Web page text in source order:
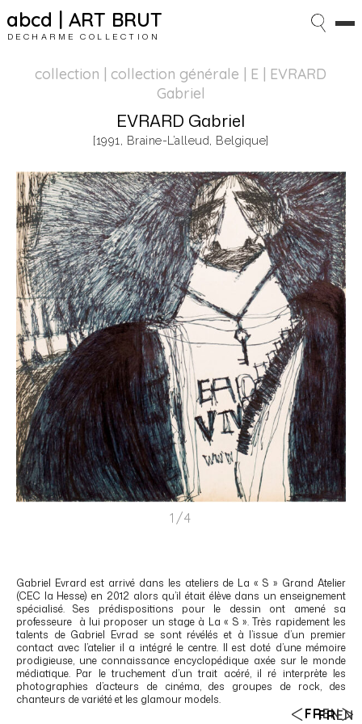
abcd | ART BRUT
DECHARME COLLECTION
FREN
collection | collection générale | E | EVRARD
Gabriel
EVRARD Gabriel
[1991, Braine-L’alleud, Belgique]
1/4
Gabriel Evrard est arrivé dans les ateliers de La « S » Grand Atelier
(CEC la Hesse) en 2012 alors qu’il était élève dans un enseignement
spécialisé. Ses prédispositions pour le dessin ont amené sa
professeure à lui proposer un stage à La « S ». Très rapidement les
talents de Gabriel Evrad se sont révélés et à l’issue d’un premier
contact avec l’atelier il a intégré le centre. Il est doté d’une mémoire
prodigieuse, une connaissance encyclopédique axée sur le monde
médiatique. Par le truchement d’un trait acéré, il ré interprète les
photographies d’acteurs de cinéma, des groupes de rock, des
chanteurs de variété et les glamour models.
FREN